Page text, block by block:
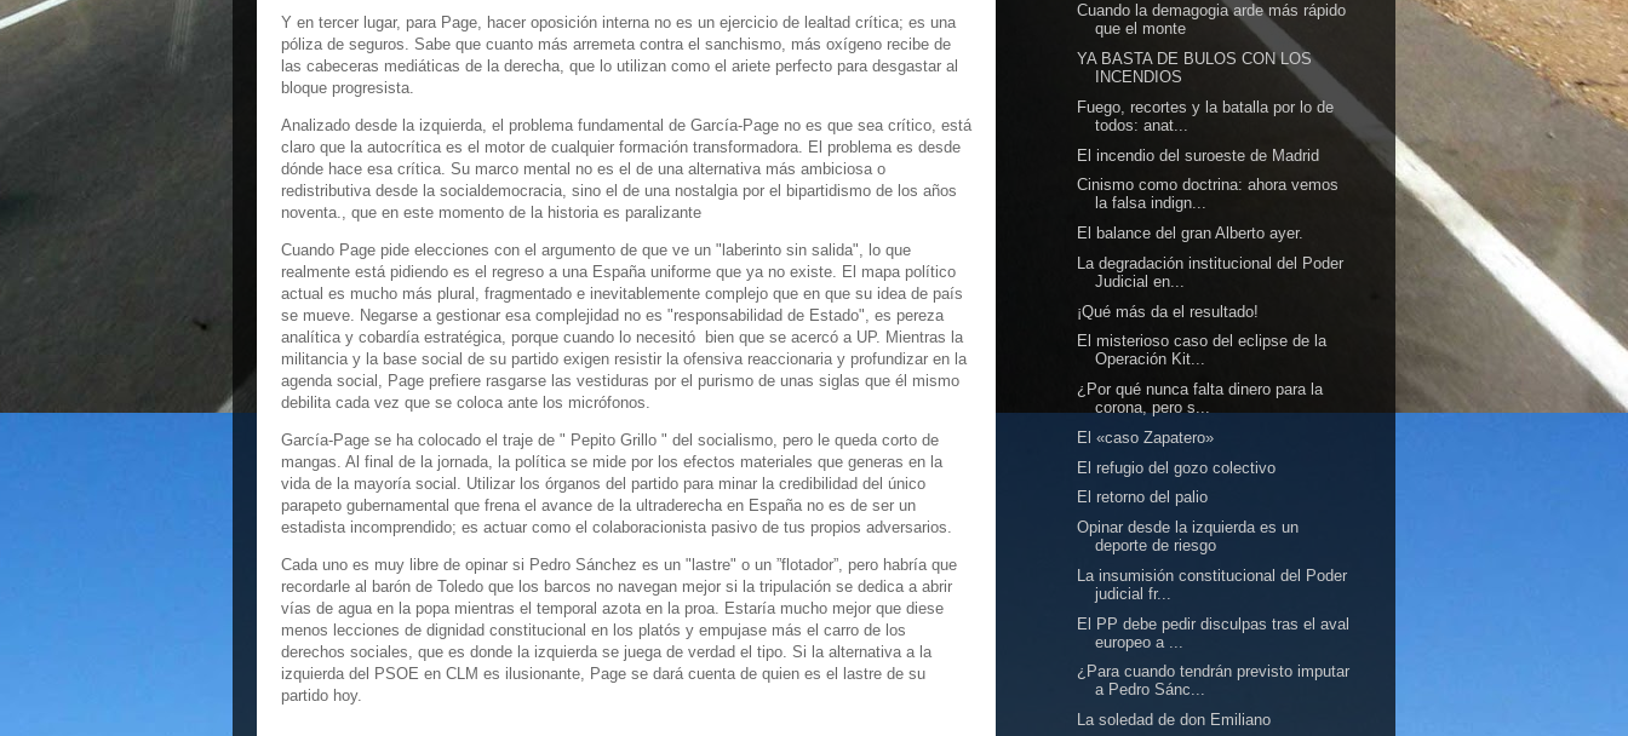
Y en tercer lugar, para Page, hacer oposición interna no es un ejercicio de lealtad crítica; es una
póliza de seguros. Sabe que cuanto más arremeta contra el sanchismo, más oxígeno recibe de
las cabeceras mediáticas de la derecha, que lo utilizan como el ariete perfecto para desgastar al
bloque progresista.
Analizado desde la izquierda, el problema fundamental de García-Page no es que sea crítico, está
claro que la autocrítica es el motor de cualquier formación transformadora. El problema es desde
dónde hace esa crítica. Su marco mental no es el de una alternativa más ambiciosa o
redistributiva desde la socialdemocracia, sino el de una nostalgia por el bipartidismo de los años
noventa., que en este momento de la historia es paralizante
Cuando Page pide elecciones con el argumento de que ve un "laberinto sin salida", lo que
realmente está pidiendo es el regreso a una España uniforme que ya no existe. El mapa político
actual es mucho más plural, fragmentado e inevitablemente complejo que en que su idea de país
se mueve. Negarse a gestionar esa complejidad no es "responsabilidad de Estado", es pereza
analítica y cobardía estratégica, porque cuando lo necesitó bien que se acercó a UP. Mientras la
militancia y la base social de su partido exigen resistir la ofensiva reaccionaria y profundizar en la
agenda social, Page prefiere rasgarse las vestiduras por el purismo de unas siglas que él mismo
debilita cada vez que se coloca ante los micrófonos.
García-Page se ha colocado el traje de " Pepito Grillo " del socialismo, pero le queda corto de
mangas. Al final de la jornada, la política se mide por los efectos materiales que generas en la
vida de la mayoría social. Utilizar los órganos del partido para minar la credibilidad del único
parapeto gubernamental que frena el avance de la ultraderecha en España no es de ser un
estadista incomprendido; es actuar como el colaboracionista pasivo de tus propios adversarios.
Cada uno es muy libre de opinar si Pedro Sánchez es un "lastre" o un ”flotador”, pero habría que
recordarle al barón de Toledo que los barcos no navegan mejor si la tripulación se dedica a abrir
vías de agua en la popa mientras el temporal azota en la proa. Estaría mucho mejor que diese
menos lecciones de dignidad constitucional en los platós y empujase más el carro de los
derechos sociales, que es donde la izquierda se juega de verdad el tipo. Si la alternativa a la
izquierda del PSOE en CLM es ilusionante, Page se dará cuenta de quien es el lastre de su
partido hoy.
Cuando la demagogia arde más rápido
que el monte
YA BASTA DE BULOS CON LOS
INCENDIOS
Fuego, recortes y la batalla por lo de
todos: anat...
El incendio del suroeste de Madrid
Cinismo como doctrina: ahora vemos
la falsa indign...
El balance del gran Alberto ayer.
La degradación institucional del Poder
Judicial en...
¡Qué más da el resultado!
El misterioso caso del eclipse de la
Operación Kit...
¿Por qué nunca falta dinero para la
corona, pero s...
El «caso Zapatero»
El refugio del gozo colectivo
El retorno del palio
Opinar desde la izquierda es un
deporte de riesgo
La insumisión constitucional del Poder
judicial fr...
El PP debe pedir disculpas tras el aval
europeo a ...
¿Para cuando tendrán previsto imputar
a Pedro Sánc...
La soledad de don Emiliano